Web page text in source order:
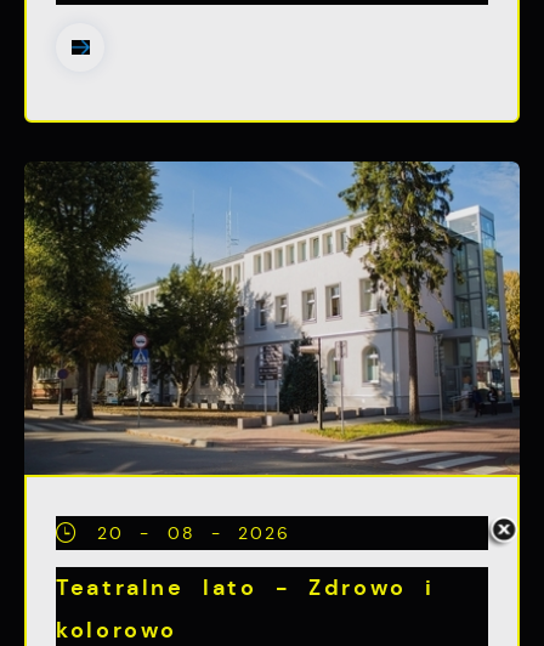
20 - 08 - 2026
Teatralne lato - Zdrowo i
kolorowo
Firmy te działają w charakterze
pośredników prezentujących nasze treści w
postaci wiadomości, ofert, komunikatów
mediów społecznościowych.